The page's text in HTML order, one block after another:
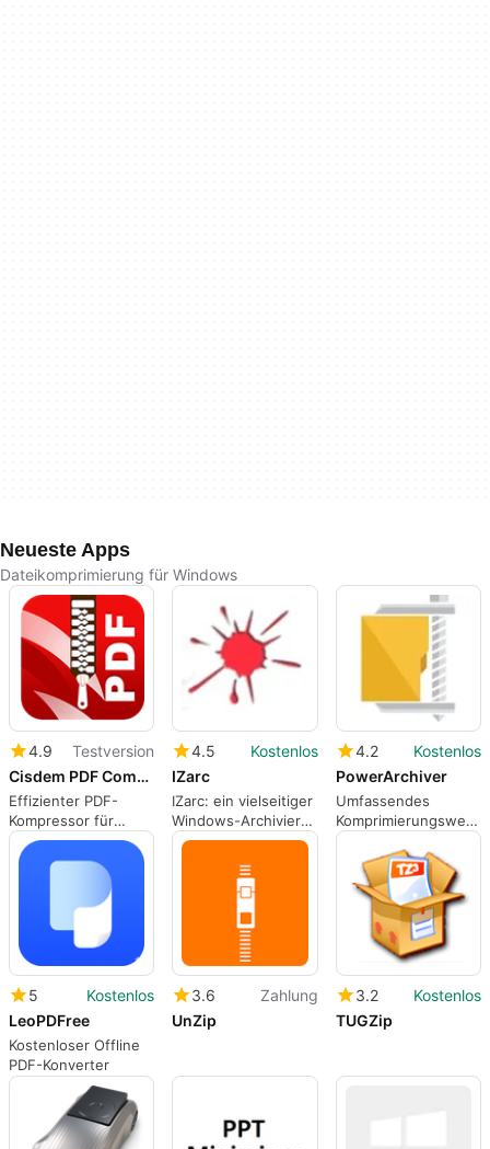
Neueste Apps
Dateikomprimierung für Windows
4.9
Testversion
Cisdem PDF Compressor
Effizienter PDF-
Kompressor für
Windows
4.5
Kostenlos
IZarc
IZarc: ein vielseitiger
Windows-Archivierer
und Bildkonverter
4.2
Kostenlos
PowerArchiver
Umfassendes
für Windows
5
Kostenlos
LeoPDFree
Kostenloser Offline
PDF-Konverter
3.6
Zahlung
UnZip
3.2
Kostenlos
TUGZip